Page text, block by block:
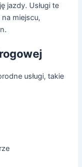
jazdy. Usługi te
miejscu,
usługi, takie